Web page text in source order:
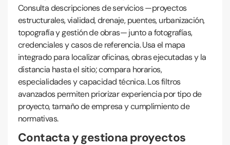
Consulta descripciones de servicios —proyectos
estructurales, vialidad, drenaje, puentes, urbanización,
topografía y gestión de obras— junto a fotografías,
credenciales y casos de referencia. Usa el mapa
integrado para localizar oficinas, obras ejecutadas y la
distancia hasta el sitio; compara horarios,
especialidades y capacidad técnica. Los filtros
avanzados permiten priorizar experiencia por tipo de
proyecto, tamaño de empresa y cumplimiento de
normativas.
Contacta y gestiona proyectos